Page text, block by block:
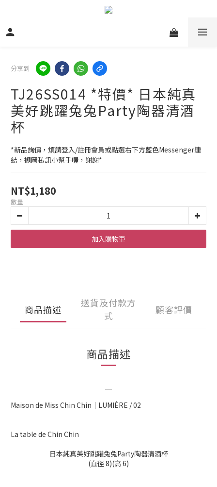
分享到
TJ26SS014 *特價* 日本純真
美好跳躍兔兔Party陶器清酒
杯
*新品詢價，煩請登入/註冊會員或點選右下方藍色Messenger連
結，擷圖私訊小幫手喔，謝謝*
NT$1,180
數量
加入購物車
商品描述
送貨及付款方
式
顧客評價
商品描述
Maison de Miss Chin Chin｜LUMIÈRE / 02
La table de Chin Chin
日本純真美好跳躍兔兔Party陶器清酒杯
(直徑 8)(高 6)